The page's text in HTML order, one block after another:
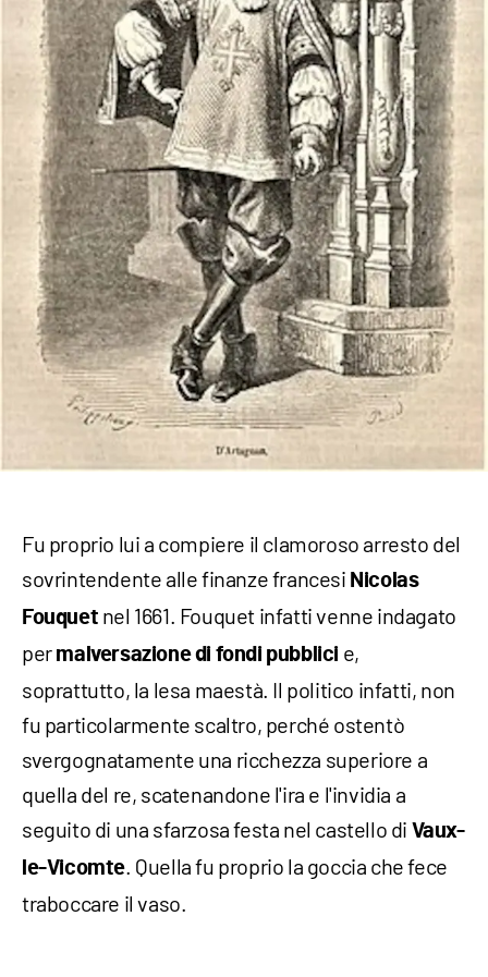
Fu proprio lui a compiere il clamoroso arresto del
sovrintendente alle finanze francesi Nicolas
Fouquet nel 1661. Fouquet infatti venne indagato
per malversazione di fondi pubblici e,
soprattutto, la lesa maestà. Il politico infatti, non
fu particolarmente scaltro, perché ostentò
svergognatamente una ricchezza superiore a
quella del re, scatenandone l'ira e l'invidia a
seguito di una sfarzosa festa nel castello di Vaux-
le-Vicomte . Quella fu proprio la goccia che fece
traboccare il vaso.